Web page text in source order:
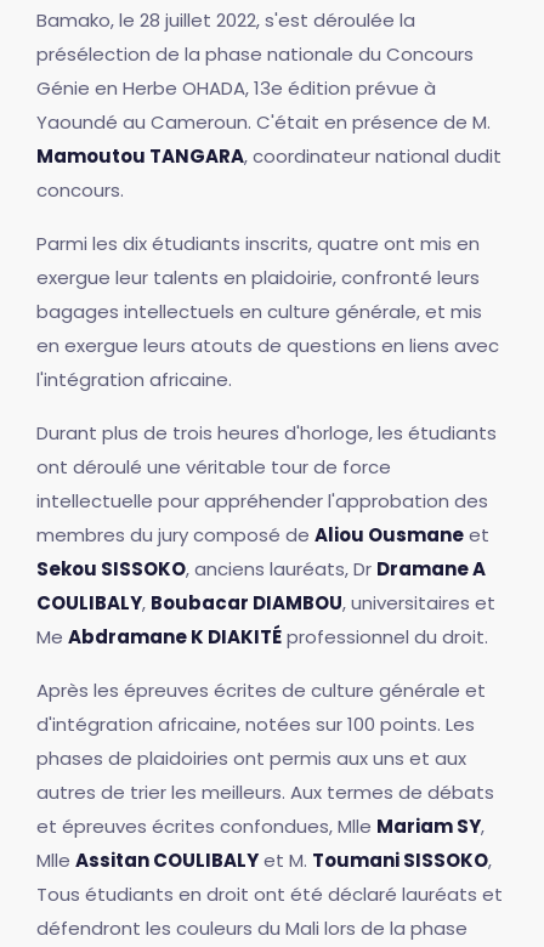
Bamako, le 28 juillet 2022, s'est déroulée la
présélection de la phase nationale du Concours
Génie en Herbe OHADA, 13e édition prévue à
Yaoundé au Cameroun. C'était en présence de M.
Mamoutou TANGARA, coordinateur national dudit
concours.
Parmi les dix étudiants inscrits, quatre ont mis en
exergue leur talents en plaidoirie, confronté leurs
bagages intellectuels en culture générale, et mis
en exergue leurs atouts de questions en liens avec
l'intégration africaine.
Durant plus de trois heures d'horloge, les étudiants
ont déroulé une véritable tour de force
intellectuelle pour appréhender l'approbation des
membres du jury composé de Aliou Ousmaneet
Sekou SISSOKO, anciens lauréats, Dr Dramane A
COULIBALY, Boubacar DIAMBOU, universitaires et
Me Abdramane K DIAKITÉprofessionnel du droit.
Après les épreuves écrites de culture générale et
d'intégration africaine, notées sur 100 points. Les
phases de plaidoiries ont permis aux uns et aux
autres de trier les meilleurs. Aux termes de débats
et épreuves écrites confondues, Mlle Mariam SY,
Mlle Assitan COULIBALYet M. Toumani SISSOKO,
Tous étudiants en droit ont été déclaré lauréats et
défendront les couleurs du Mali lors de la phase